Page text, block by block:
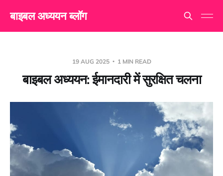
बाइबल अध्ययन ब्लॉग
19 AUG 2025 1 MIN READ
बाइबल अध्ययन: ईमानदारी में सुरक्षित चलना